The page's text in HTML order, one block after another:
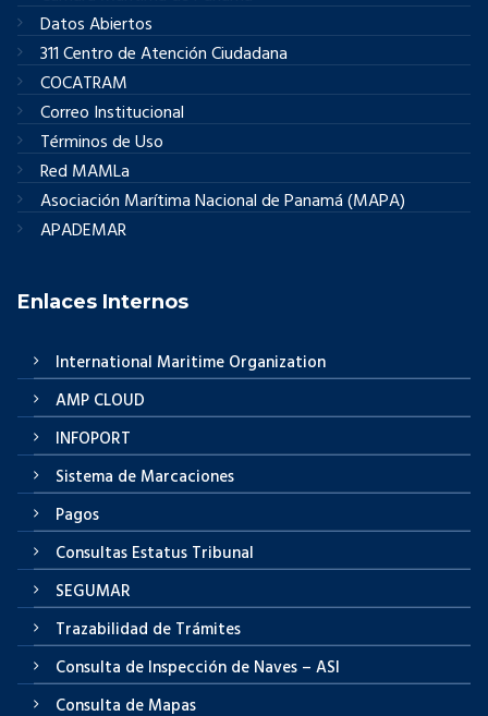
Datos Abiertos
311 Centro de Atención Ciudadana
COCATRAM
Correo Institucional
Términos de Uso
Red MAMLa
Asociación Marítima Nacional de Panamá (MAPA)
APADEMAR
Enlaces Internos
International Maritime Organization
AMP CLOUD
INFOPORT
Sistema de Marcaciones
Pagos
Consultas Estatus Tribunal
SEGUMAR
Trazabilidad de Trámites
Consulta de Inspección de Naves – ASI
Consulta de Mapas